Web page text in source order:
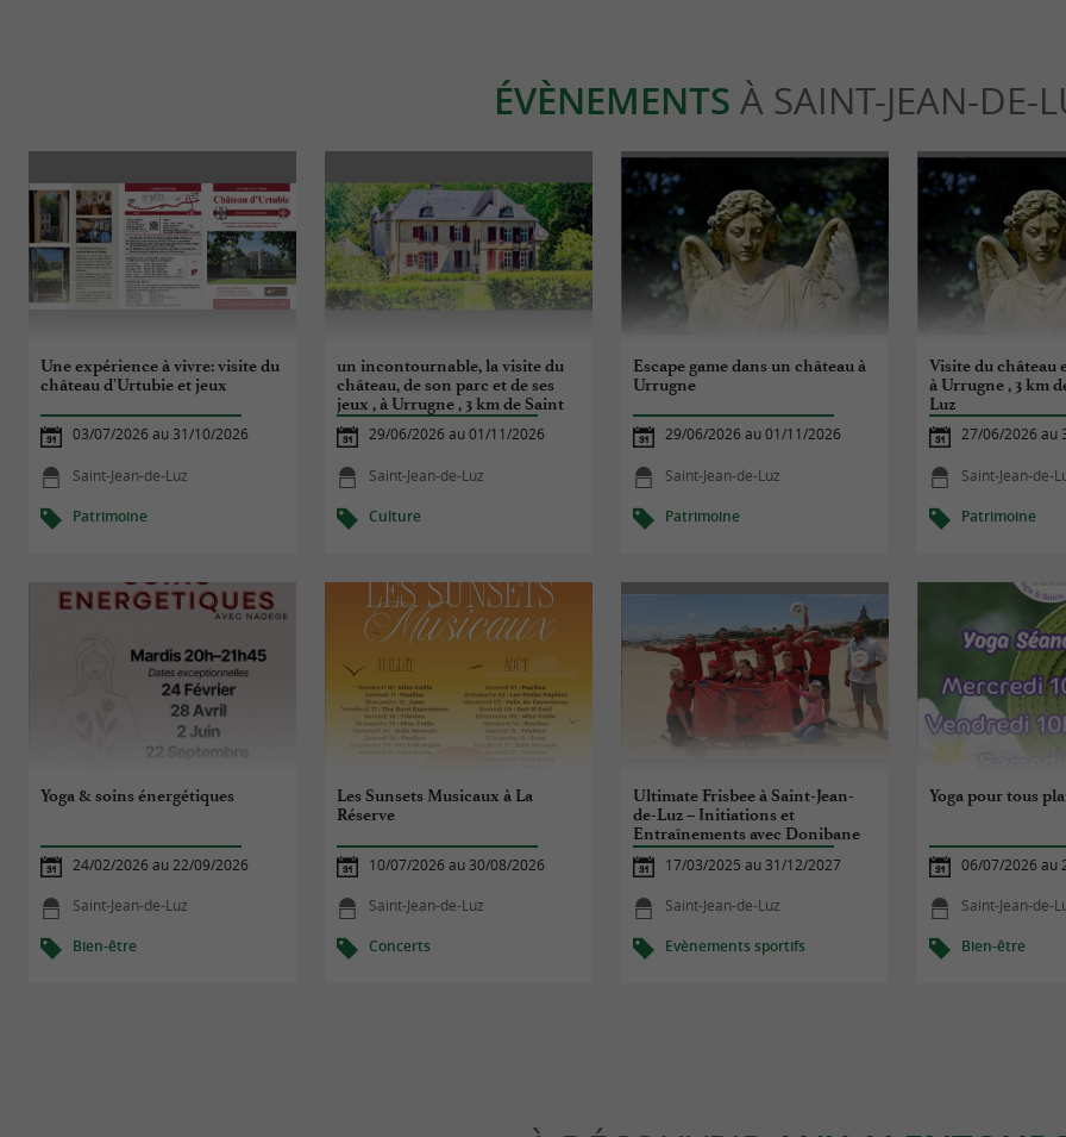
ÉVÈNEMENTS À SAINT-JEAN-DE-
Une expérience à vivre: visite du
château d'Urtubie et jeux
03/07/2026 au 31/10/2026
Saint-Jean-de-Luz
Patrimoine
un incontournable, la visite du
château, de son parc et de ses
jeux , à Urrugne , 3 km de Saint
Jean de Luz
29/06/2026 au 01/11/2026
Saint-Jean-de-Luz
Culture
Escape game dans un château à
Urrugne
29/06/2026 au 01/11/2026
Saint-Jean-de-Luz
Patrimoine
Visite du château
à Urrugne , 3 km
Luz
27/06/2026 au
Saint-Jean-de-
Patrimoine
Yoga & soins énergétiques
24/02/2026 au 22/09/2026
Saint-Jean-de-Luz
Bien-être
Les Sunsets Musicaux à La
Réserve
10/07/2026 au 30/08/2026
Saint-Jean-de-Luz
Concerts
Ultimate Frisbee à Saint-Jean-
de-Luz – Initiations et
Entraînements avec Donibane
Ultimate Frisbee
17/03/2025 au 31/12/2027
Saint-Jean-de-Luz
Evènements sportifs
Yoga pour tous
06/07/2026 au
Saint-Jean-de-
Bien-être